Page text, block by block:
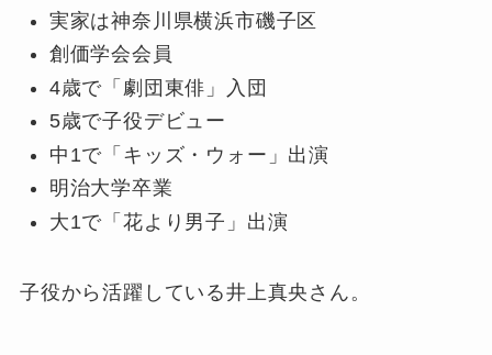
実家は神奈川県横浜市磯子区
創価学会会員
4歳で「劇団東俳」入団
5歳で子役デビュー
中1で「キッズ・ウォー」出演
明治大学卒業
大1で「花より男子」出演
子役から活躍している井上真央さん。